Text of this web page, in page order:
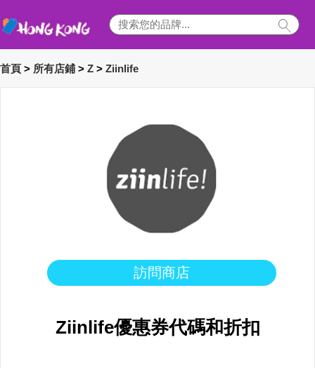
首頁 > 所有店鋪 > Z > Ziinlife
訪問商店
Ziinlife優惠券代碼和折扣